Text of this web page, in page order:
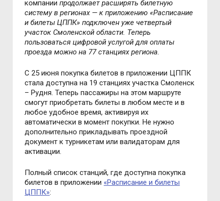
компании продолжает расширять билетную
систему в регионах — к приложению «Расписание
и билеты ЦППК» подключен уже четвертый
участок Смоленской области. Теперь
пользоваться цифровой услугой для оплаты
проезда можно на 77 станциях региона.
С 25 июня покупка билетов в приложении ЦППК
стала доступна на 19 станциях участка Смоленск
– Рудня. Теперь пассажиры на этом маршруте
смогут приобретать билеты в любом месте и в
любое удобное время, активируя их
автоматически в момент покупки. Не нужно
дополнительно прикладывать проездной
документ к турникетам или валидаторам для
активации.
Полный список станций, где доступна покупка
билетов в приложении «Расписание и билеты
ЦППК»: